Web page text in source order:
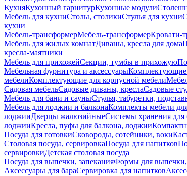
КухняКухонный гарнитурКухонные модули
Мебель для кухниСтолы, столикиСтулья для кухни
кухни
Мебель-трансформерМебель-трансформерКровати-
Мебель для жилых комнатДиваны, кресла для дома
кресла-маятники
Мебель для прихожейСекции, тумбы в прихожую
Мебельная фурнитура и аксессуарыКомплектующие
мебелиКомплектующие для корпусной мебели
Садовая мебельСадовые диваны, креслаСадовые
Мебель для бани и сауныСтулья, табуретки,
Мебель для лоджии и балконаКомплекты мебели
лоджииДверцы жалюзийныеСистемы хранения для
лоджииКресла, пуфы для балкона, лоджии
Посуда для готовкиСковороды, сотейники, воки
Столовая посуда, сервировкаПосуда для напитков
сервировкиДетская столовая посуда
Посуда для выпечки, запеканияФормы для выпечки,
Аксессуары для бараСервировка для напитков